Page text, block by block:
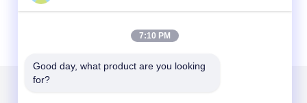
7:10 PM
Good day, what product are you looking
for?